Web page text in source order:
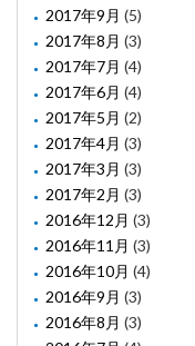
2017年9月 (5)
2017年8月 (3)
2017年7月 (4)
2017年6月 (4)
2017年5月 (2)
2017年4月 (3)
2017年3月 (3)
2017年2月 (3)
2016年12月 (3)
2016年11月 (3)
2016年10月 (4)
2016年9月 (3)
2016年8月 (3)